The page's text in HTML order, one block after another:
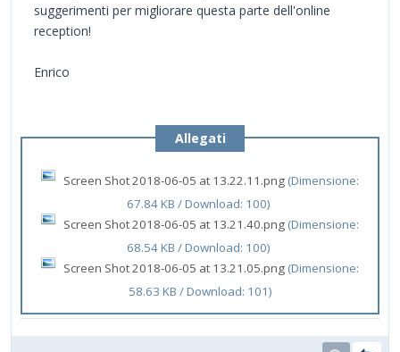
suggerimenti per migliorare questa parte dell'online
reception!
Enrico
Allegati
Screen Shot 2018-06-05 at 13.22.11.png (Dimensione:
67.84 KB / Download: 100)
Screen Shot 2018-06-05 at 13.21.40.png (Dimensione:
68.54 KB / Download: 100)
Screen Shot 2018-06-05 at 13.21.05.png (Dimensione:
58.63 KB / Download: 101)